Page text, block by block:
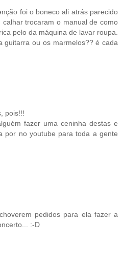
foi o boneco ali atrás parecido
calhar trocaram o manual de como
pelo da máquina de lavar roupa.
guitarra ou os marmelos?? é cada
pois!!!
fazer uma ceninha destas e
por no youtube para toda a gente
pedidos para ela fazer a
:-D